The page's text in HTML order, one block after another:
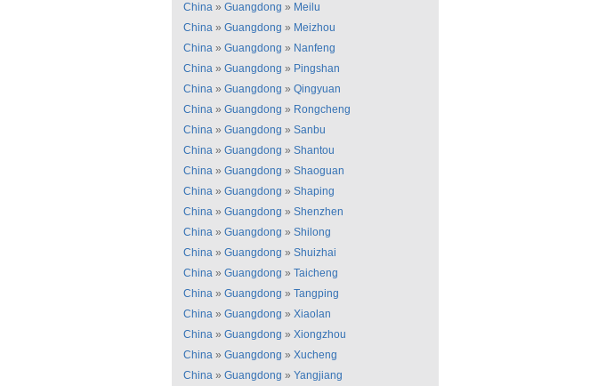
China » Guangdong » Meilu
China » Guangdong » Meizhou
China » Guangdong » Nanfeng
China » Guangdong » Pingshan
China » Guangdong » Qingyuan
China » Guangdong » Rongcheng
China » Guangdong » Sanbu
China » Guangdong » Shantou
China » Guangdong » Shaoguan
China » Guangdong » Shaping
China » Guangdong » Shenzhen
China » Guangdong » Shilong
China » Guangdong » Shuizhai
China » Guangdong » Taicheng
China » Guangdong » Tangping
China » Guangdong » Xiaolan
China » Guangdong » Xiongzhou
China » Guangdong » Xucheng
China » Guangdong » Yangjiang